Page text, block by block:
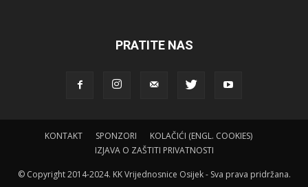
PRATITE NAS
KONTAKT SPONZORI
KOLAČIĆI (ENGL. COOKIES)
IZJAVA O ZAŠTITI PRIVATNOSTI
© Copyright 2014-2024. KK Vrijednosnice Osijek - Sva prava pridržana.